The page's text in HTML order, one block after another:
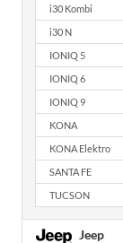
i30 Kombi
i30 N
IONIQ 5
IONIQ 6
IONIQ 9
KONA
KONA Elektro
SANTA FE
TUCSON
Jeep